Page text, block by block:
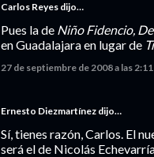
Carlos Reyes dijo…
Pues la de Niño Fidencio,
en Guadalajara en lugar de
27 de septiembre de 2008 a las 2:11
Ernesto Diezmartínez dijo…
Sí, tienes razón, Carlos. El
será el de Nicolás